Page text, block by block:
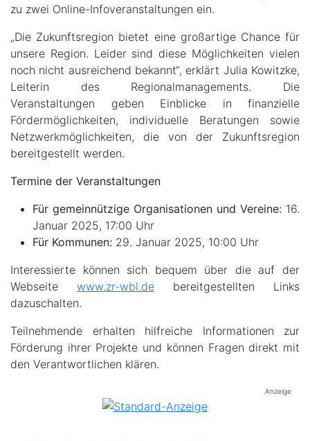
zu zwei Online-Infoveranstaltungen ein.
„Die Zukunftsregion bietet eine großartige Chance für
unsere Region. Leider sind diese Möglichkeiten vielen
noch nicht ausreichend bekannt“, erklärt Julia Kowitzke,
Leiterin des Regionalmanagements. Die
Veranstaltungen geben Einblicke in finanzielle
Fördermöglichkeiten, individuelle Beratungen sowie
Netzwerkmöglichkeiten, die von der Zukunftsregion
bereitgestellt werden.
Termine der Veranstaltungen
Für gemeinnützige Organisationen und Vereine: 16.
Januar 2025, 17:00 Uhr
Für Kommunen: 29. Januar 2025, 10:00 Uhr
Interessierte können sich bequem über die auf der
Webseite www.zr-wbl.de bereitgestellten Links
dazuschalten.
Teilnehmende erhalten hilfreiche Informationen zur
Förderung ihrer Projekte und können Fragen direkt mit
den Verantwortlichen klären.
Anzeige